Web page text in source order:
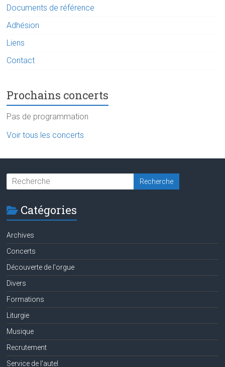
Documents de référence
Adhésion
Liens
Contact
Prochains concerts
Pas de programmation
Voir tous les concerts
Catégories
Archives
Concerts
Découverte de l'orgue
Divers
Formations
Liturgie
Musique
Recrutement
Service de l'autel